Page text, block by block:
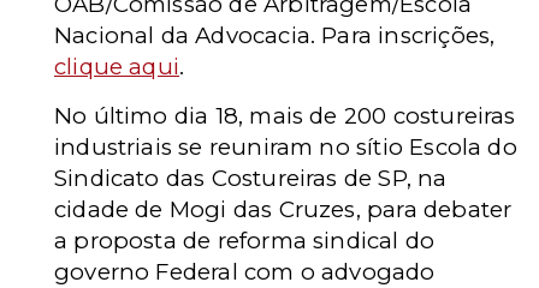
Nacional da Advocacia. Para inscrições,
clique aqui.
No último dia 18, mais de 200 costureiras
industriais se reuniram no sítio Escola do
Sindicato das Costureiras de SP, na
cidade de Mogi das Cruzes, para debater
a proposta de reforma sindical do
governo Federal com o advogado